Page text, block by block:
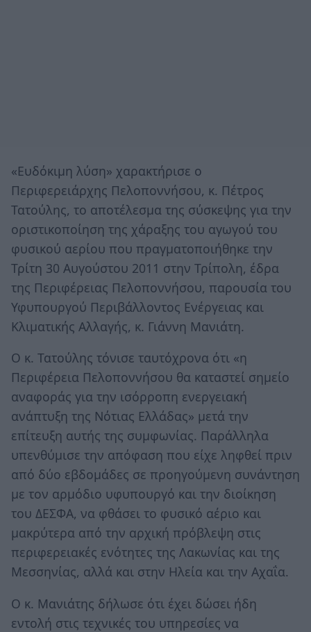
«Ευδόκιμη λύση» χαρακτήρισε ο
Περιφερειάρχης Πελοποννήσου, κ. Πέτρος
Τατούλης, το αποτέλεσμα της σύσκεψης για την
οριστικοποίηση της χάραξης του αγωγού του
φυσικού αερίου που πραγματοποιήθηκε την
Τρίτη 30 Αυγούστου 2011 στην Τρίπολη, έδρα
της Περιφέρειας Πελοποννήσου, παρουσία του
Υφυπουργού Περιβάλλοντος Ενέργειας και
Κλιματικής Αλλαγής, κ. Γιάννη Μανιάτη.
Ο κ. Τατούλης τόνισε ταυτόχρονα ότι «η
Περιφέρεια Πελοποννήσου θα καταστεί σημείο
αναφοράς για την ισόρροπη ενεργειακή
ανάπτυξη της Νότιας Ελλάδας» μετά την
επίτευξη αυτής της συμφωνίας. Παράλληλα
υπενθύμισε την απόφαση που είχε ληφθεί πριν
από δύο εβδομάδες σε προηγούμενη συνάντηση
με τον αρμόδιο υφυπουργό και την διοίκηση
του ΔΕΣΦΑ, να φθάσει το φυσικό αέριο και
μακρύτερα από την αρχική πρόβλεψη στις
περιφερειακές ενότητες της Λακωνίας και της
Μεσσηνίας, αλλά και στην Ηλεία και την Αχαΐα.
Ο κ. Μανιάτης δήλωσε ότι έχει δώσει ήδη
εντολή στις τεχνικές του υπηρεσίες να